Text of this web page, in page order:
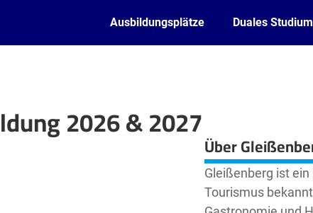
Ausbildungsplätze Duales Studium
2026 & 2027
Leaflet| ©OpenStreetMap2contributors Über
Gleißenberg ist
Tourismus